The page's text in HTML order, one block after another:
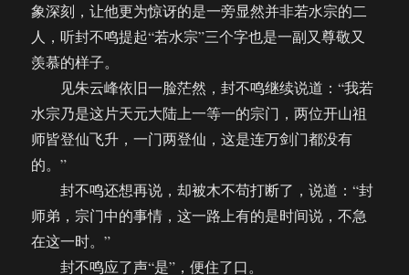
象深刻，让他更为惊讶的是一旁显然并非若水宗的二
人，听封不鸣提起“若水宗”三个字也是一副又尊敬又
羡慕的样子。
见朱云峰依旧一脸茫然，封不鸣继续说道：“我若
水宗乃是这片天元大陆上一等一的宗门，两位开山祖
师皆登仙飞升，一门两登仙，这是连万剑门都没有
的。”
封不鸣还想再说，却被木不苟打断了，说道：“封
师弟，宗门中的事情，这一路上有的是时间说，不急
在这一时。”
封不鸣应了声“是”，便住了口。